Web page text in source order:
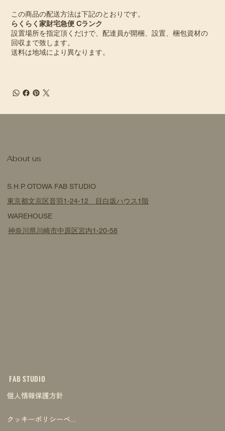
この商品の配送方法は下記のとおりです。
らくらく家財宅急便 Cランク
設置場所を指定頂くだけで、配達員が開梱、設置、梱包資材の
回収まで致します。
送料は地域により異なります。
FAB STUDIO
個人情報保護方針
クッキーポリシーページ
S.H.P. OTOWA FAB STUDIO
東京都文京区音羽1-24-12 目白坂ハウス1階
WAREHOUSE
神奈川県川崎市中原区宮内1-20-58
​About us